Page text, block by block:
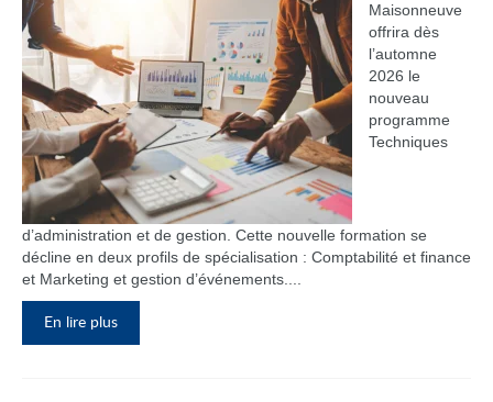
Maisonneuve
offrira dès
l’automne
2026 le
nouveau
programme
Techniques
d’administration et de gestion. Cette nouvelle formation se
décline en deux profils de spécialisation : Comptabilité et finance
et Marketing et gestion d’événements....
En lire plus